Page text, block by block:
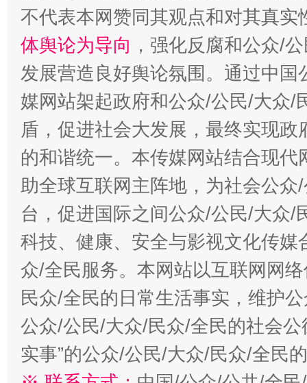
不代表本网赞同其观点和对其真实
体舆论为导向 ，强化反腐和公众/
发展营造良好舆论氛围。通过中
媒网站架起政府和公众/公民/大众/
盾，促进社会大发展，最终实现
的和谐统一。本传媒网站结合现
助全球互联网主阵地，为社会公
台，促进国际之间公众/公民/大众/
科技、健康、安全与影视文化传
众/全民服务。本网站以互联网网
民众/全民的日常生活事实，维护
公众/公民/大众/民众/全民的社会公
实事”的公众/公民/大众/民众/全民